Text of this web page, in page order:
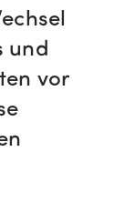
und
vor